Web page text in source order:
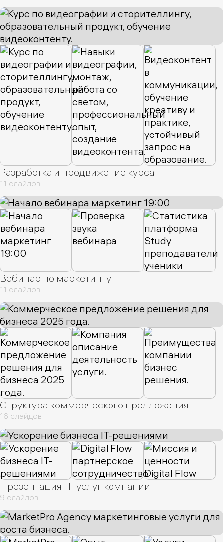
Разработка и продвижение курса
11 слайдов
Вебинар по маркетингу
11 слайдов
Структура коммерческого предложения
16 слайдов
Презентация IT-услуг компании
9 слайдов